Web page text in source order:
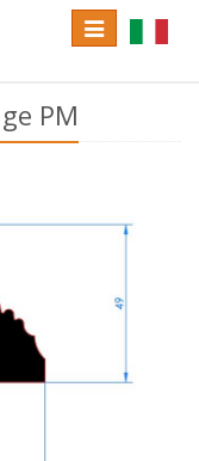
language
Toggle
navigation
PM